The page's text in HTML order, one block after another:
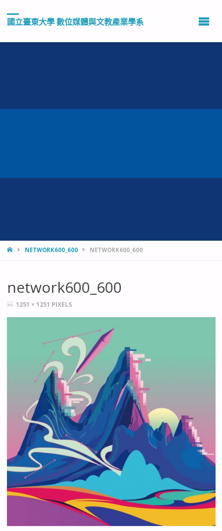
國立臺東大學 數位媒體與文教產業學系
HOMENETWORK600_600 NETWORK600_600
network600_600
FULL1251 × 1251 PIXELS